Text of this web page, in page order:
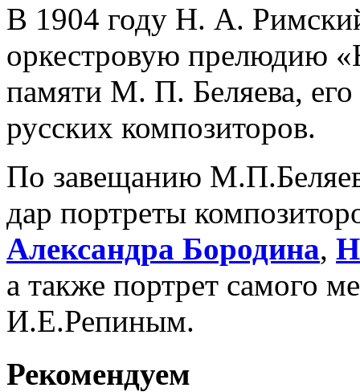
В 1904 году Н. А.
оркестровую прелюдию
памяти М. П. Беляева, его
русских композиторов.
По завещанию
дар портреты
Александра Бородина,
а также портрет самого
И.Е.Репиным.
Рекомендуем